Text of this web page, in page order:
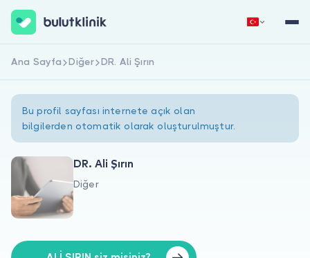
Hakkımızda
Hemen Kaydol
Ana Sayfa Diğer DR. Ali Şırın
Bu profil sayfası internete açık olan
bilgilerden otomatik olarak oluşturulmuştur.
DR. Ali Şırın
Diğer